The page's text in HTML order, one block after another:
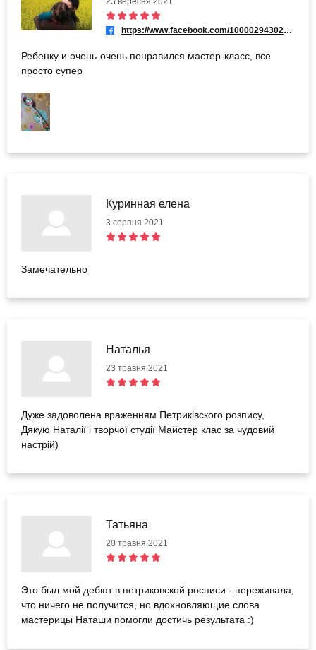
https://www.facebook.com/100002943020426
Ребенку и очень-очень понравился мастер-класс, все
просто супер
Куринная елена
3 серпня 2021
Замечательно
Наталья
23 травня 2021
Дуже задоволена враженням Петриківского розпису,
Дякую Наталії і творчої студії Майстер клас за чудовий
настрій)
Татьяна
20 травня 2021
Это был мой дебют в петриковской росписи - переживала,
что ничего не получится, но вдохновляющие слова
мастерицы Наташи помогли достичь результата :)